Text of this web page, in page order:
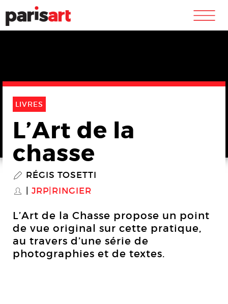
m
LIVRES
L’Art de la
chasse
P RÉGIS TOSETTI
S JRP|RINGIER
L’Art de la Chasse propose un point
de vue original sur cette pratique,
au travers d’une série de
photographies et de textes.